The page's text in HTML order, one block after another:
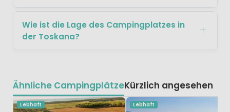
Wie ist die Lage des Campingplatzes in
der Toskana?
Ähnliche CampingplätzeKürzlich angesehen
Lebhaft Lebhaft